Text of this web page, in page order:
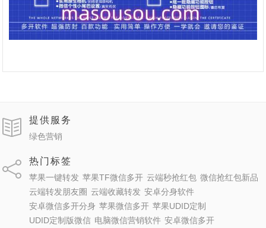
提供服务
绿色营销
热门标签
苹果一键转发 苹果TF微信多开 云端秒抢红包 微信抢红包新品
云端转发朋友圈 云端收藏转发 安卓分身软件
安卓微信多开分身 苹果微信多开 苹果UDID定制
UDID定制版微信 电脑微信营销软件 安卓微信多开